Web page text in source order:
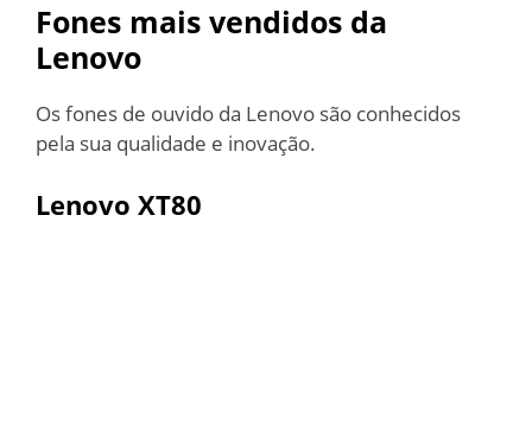
Fones mais vendidos da
Lenovo
Os fones de ouvido da Lenovo são conhecidos
pela sua qualidade e inovação.
Lenovo XT80